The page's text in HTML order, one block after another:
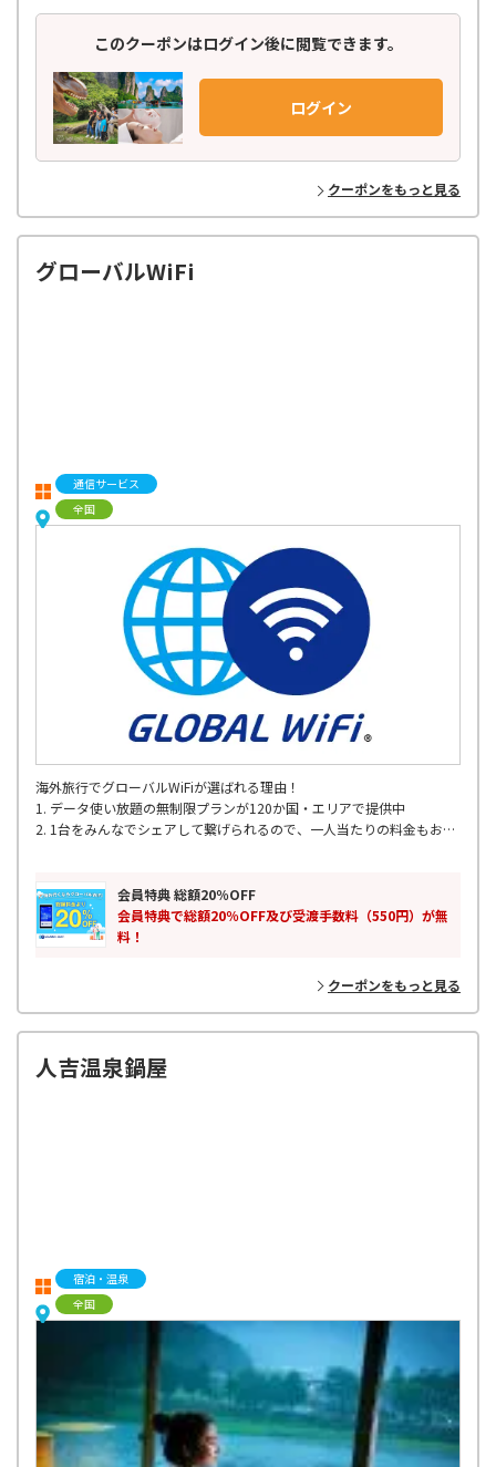
さらには個人では手配しにくいような穴場ツアーまで、多種多様なアク
ティビティが揃っています。
世界150ヶ国以上の地域を網羅し、21,000種類以上もの商品を掲載。
日本語での予約はもちろん、旅行前の相談から参加後のフォローまで、
お客様に寄り添ったきめ細やかなサポート体制で安心してご参加いただ
けます。
ベルトラのバイヤーが世界中を飛び回り、現地パートナーと
丁寧に作り上げた高品質のアクティビティだけをラインナップ！
お客様からのフィードバックをもとに、最新トレンドや
多種多様なニーズに応えるオリジナルプランを企画・開発し、お届けし
ています。
このクーポンはログイン後に閲覧できます。
ログイン
クーポンをもっと見る
グローバルWiFi
通信サービス
全国
海外旅行でグローバルWiFiが選ばれる理由！
1. データ使い放題の無制限プランが120か国・エリアで提供中
2. 1台をみんなでシェアして繋げられるので、一人当たりの料金もお得
5. 海外200以上の国･地域対応
6. 24時間365日 WiFiサポート
会員特典 総額20％OFF
会員特典で総額20％OFF及び受渡手数料（550円）が無
料！
クーポンをもっと見る
人吉温泉鍋屋
宿泊・温泉
全国